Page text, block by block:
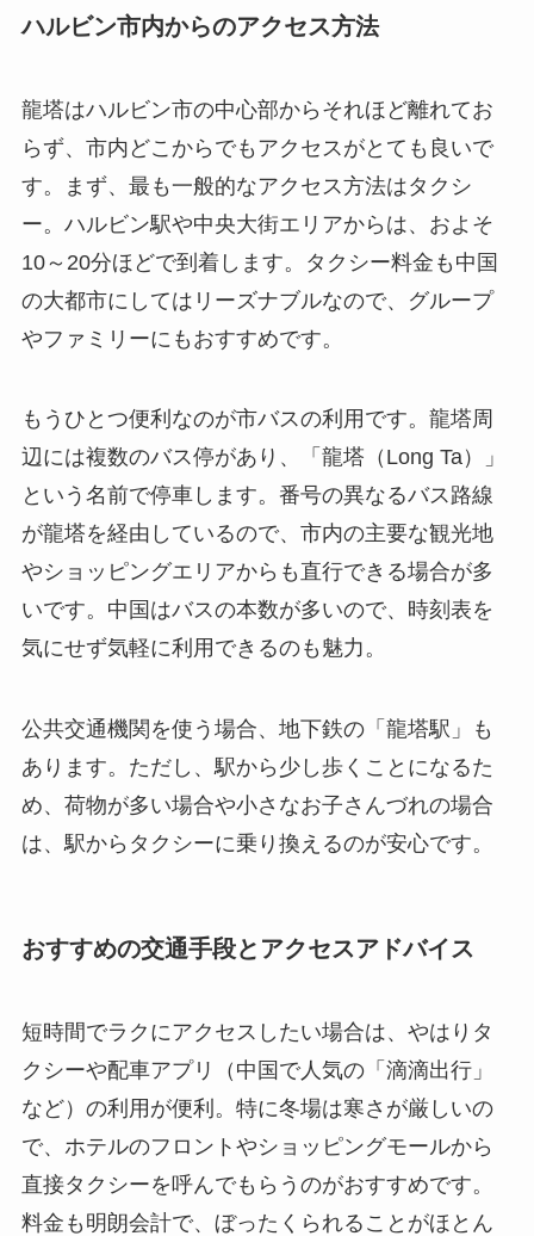
ハルビン市内からのアクセス方法
龍塔はハルビン市の中心部からそれほど離れてお
らず、市内どこからでもアクセスがとても良いで
す。まず、最も一般的なアクセス方法はタクシ
ー。ハルビン駅や中央大街エリアからは、およそ
10～20分ほどで到着します。タクシー料金も中国
の大都市にしてはリーズナブルなので、グループ
やファミリーにもおすすめです。
もうひとつ便利なのが市バスの利用です。龍塔周
辺には複数のバス停があり、「龍塔（Long Ta）」
という名前で停車します。番号の異なるバス路線
が龍塔を経由しているので、市内の主要な観光地
やショッピングエリアからも直行できる場合が多
いです。中国はバスの本数が多いので、時刻表を
気にせず気軽に利用できるのも魅力。
公共交通機関を使う場合、地下鉄の「龍塔駅」も
あります。ただし、駅から少し歩くことになるた
め、荷物が多い場合や小さなお子さんづれの場合
は、駅からタクシーに乗り換えるのが安心です。
おすすめの交通手段とアクセスアドバイス
短時間でラクにアクセスしたい場合は、やはりタ
クシーや配車アプリ（中国で人気の「滴滴出行」
など）の利用が便利。特に冬場は寒さが厳しいの
で、ホテルのフロントやショッピングモールから
直接タクシーを呼んでもらうのがおすすめです。
料金も明朗会計で、ぼったくられることがほとん